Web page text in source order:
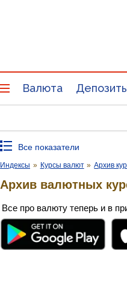
Валюта
Все показатели
Индексы » Курсы валют » Архив
Архив валютных
Все про валюту теперь и в